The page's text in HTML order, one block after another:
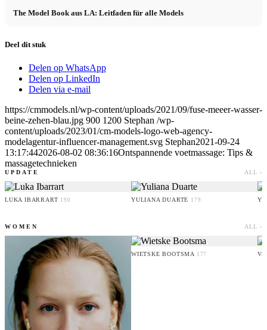
The Model Book aus LA: Leitfaden für alle Models
Deel dit stuk
Delen op WhatsApp
Delen op LinkedIn
Delen via e-mail
https://cmmodels.nl/wp-content/uploads/2021/09/fuse-meeer-wasser-
beine-zehen-blau.jpg 900 1200 Stephan /wp-
content/uploads/2023/01/cm-models-logo-web-agency-
modelagentur-influencer-management.svg Stephan2021-09-24
13:17:442026-08-02 08:36:16Ontspannende voetmassage: Tips &
massagetechnieken
UPDATE ALL ›
LUKA IBARRART 190 YULIANA DUARTE 179
WOMEN ALL ›
WIETSKE BOOTSMA 177